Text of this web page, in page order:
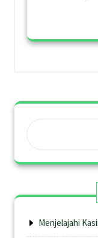
Menjelajahi